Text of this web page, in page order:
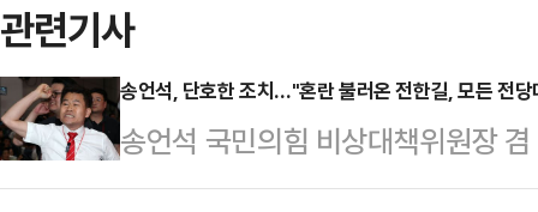
관련기사
송언석, 단호한 조치…"혼란 불러온 전한길, 모든 전
송언석 국민의힘 비상대책위원장
합동연설회에서 후보자의 연설을